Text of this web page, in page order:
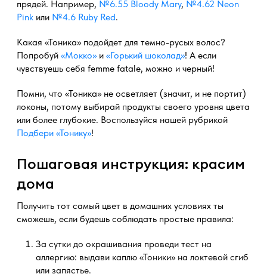
прядей. Например, №6.55 Bloody Mary, №4.62 Neon
Pink или №4.6 Ruby Red.
Какая «Тоника» подойдет для темно-русых волос?
Попробуй «Мокко»и «Горький шоколад»! А если
чувствуешь себя femme fatale, можно и черный!
Помни, что «Тоника» не осветляет (значит, и не портит)
локоны, потому выбирай продукты своего уровня цвета
или более глубокие. Воспользуйся нашей рубрикой
Подбери «Тонику»!
Пошаговая инструкция: красим
дома
Получить тот самый цвет в домашних условиях ты
сможешь, если будешь соблюдать простые правила:
За сутки до окрашивания проведи тест на
аллергию: выдави каплю «Тоники» на локтевой сгиб
или запястье.